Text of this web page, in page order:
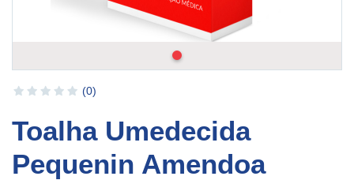
(0)
Toalha Umedecida
Pequenin Amendoa